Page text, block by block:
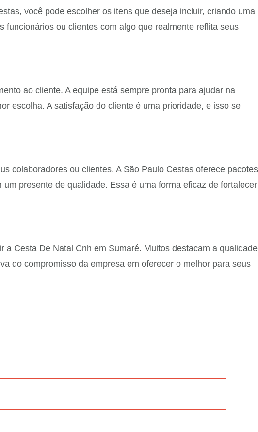
você pode escolher os itens que deseja incluir, criando uma
ou clientes com algo que realmente reflita seus
ao cliente. A equipe está sempre pronta para ajudar na
escolha. A satisfação do cliente é uma prioridade, e isso se
colaboradores ou clientes. A São Paulo Cestas oferece pacotes
presente de qualidade. Essa é uma forma eficaz de fortalecer
Cesta De Natal Cnh em Sumaré. Muitos destacam a qualidade
do compromisso da empresa em oferecer o melhor para seus